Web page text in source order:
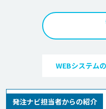
WEBシステム
発注ナビ担当者からの紹介